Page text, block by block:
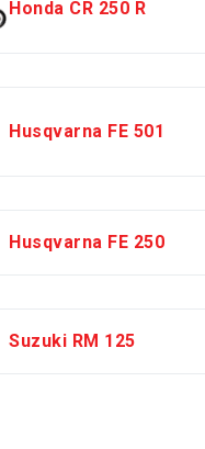
Honda CR 250 R
Husqvarna FE 501
Husqvarna FE 250
Suzuki RM 125